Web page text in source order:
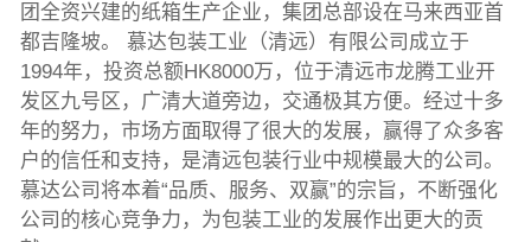
团全资兴建的纸箱生产企业，集团总部设在马来西亚首
都吉隆坡。 慕达包装工业（清远）有限公司成立于
1994年，投资总额HK8000万，位于清远市龙腾工业开
发区九号区，广清大道旁边，交通极其方便。经过十多
年的努力，市场方面取得了很大的发展，赢得了众多客
户的信任和支持，是清远包装行业中规模最大的公司。
慕达公司将本着“品质、服务、双赢”的宗旨，不断强化
公司的核心竞争力，为包装工业的发展作出更大的贡